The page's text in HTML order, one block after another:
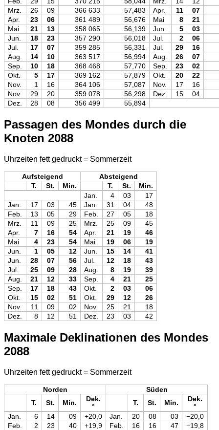
Mrz.
26 09 366 633 57,483 Apr. 11
07
Apr.
23 06 361 489 56,676 Mai 8
21
Mai
21 13 358 065 56,139 Jun. 5
03
Jun.
18 23 357 290 56,018 Jul. 2
06
Jul.
17 07 359 285 56,331 Jul. 29
16
Aug.
14 10 363 517 56,994 Aug. 26
07
Sep.
10 18 368 468 57,770 Sep. 23
02
Okt.
5 17 369 162 57,879 Okt. 20
22
Nov.
1 16 364 106 57,087 Nov. 17
16
Nov.
29 20 359 078 56,298 Dez. 15
04
Dez.
28 08 356 499 55,894
Passagen des Mondes durch die
Knoten 2088
Uhrzeiten fett gedruckt = Sommerzeit
Aufsteigend
Absteigend
T.
St. Min. T. St.
Min.
Jan.
4 03
17
Jan.
17 03 45 Jan. 31 04
48
Feb.
13 05 29 Feb. 27 05
18
Mrz.
11 09 25 Mrz. 25 09
45
Apr.
7 16 54 Apr. 21 19
46
Mai
4 23 54 Mai 19 06
19
Jun.
1 05 12 Jun. 15 14
41
Jun.
28 07 56 Jul. 12 18
43
Jul.
25 09 28 Aug. 8 19
39
Aug.
21 12 33 Sep. 4 21
25
Sep.
17 18 43 Okt. 2 03
06
Okt.
15 02 51 Okt. 29 12
26
Nov.
11 09 02 Nov. 25 21
18
Dez.
8 12 51 Dez. 23 03 42
Maximale Deklinationen des Mondes
2088
Uhrzeiten fett gedruckt = Sommerzeit
Norden
Süden
T.
St. Min.
Dek.
°
T. St. Min.
Dek.
°
Jan.
6 14 09 +20,0 Jan. 20 08 03
−20,0
Feb.
2 23 40 +19,9 Feb. 16 16 47
−19,8